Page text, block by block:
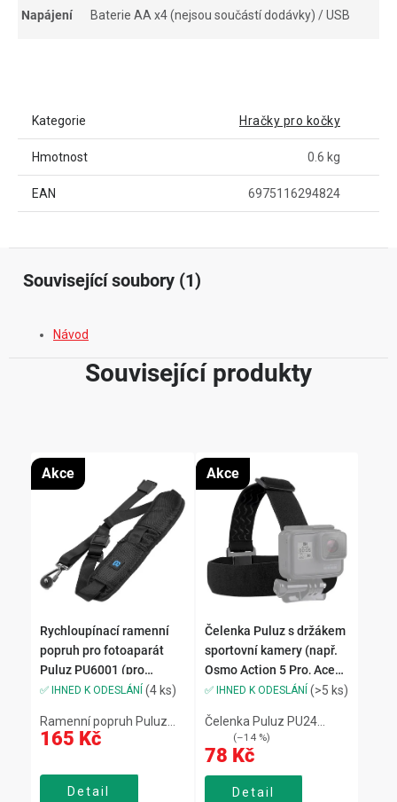
Napájení Baterie AA x4 (nejsou součástí dodávky) / USB
Kategorie Hračky pro kočky
Hmotnost 0.6 kg
EAN 6975116294824
Související soubory (1)
Návod
Související produkty
Akce
Rychloupínací ramenní
popruh pro fotoaparát
Puluz PU6001 (pro
zrcadlovky a DSLR)
✅ IHNED K ODESLÁNÍ (4 ks)
165 Kč
Detail
Ramenní popruh Puluz
PU6001 s rychloupínáním
pohodlné nošení
fotoaparátu. Odolná
Akce
Čelenka Puluz s držákem
sportovní kamery (např.
Osmo Action 5 Pro, Ace
Pro 2)
✅ IHNED K ODESLÁNÍ (>5 ks)
78 Kč
(–14 %)
Detail
Čelenka Puluz PU24
umožňuje pohodlné a
stabilní uchycení kamery
přímo na hlavě. Je
nastavitelná, flexibilní a